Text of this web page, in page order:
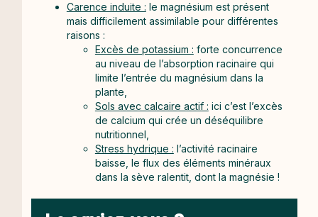
Carence induite : le magnésium est présent
mais difficilement assimilable pour différentes
raisons :
Excès de potassium : forte concurrence
au niveau de l’absorption racinaire qui
limite l’entrée du magnésium dans la
plante,
Sols avec calcaire actif : ici c’est l’excès
de calcium qui crée un déséquilibre
nutritionnel,
Stress hydrique : l’activité racinaire
baisse, le flux des éléments minéraux
dans la sève ralentit, dont la magnésie !